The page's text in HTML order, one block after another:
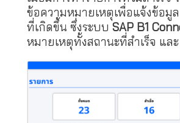
ข้อความหมายเหตุเพื่อแจ้งข้อมู
ที่เกิดขึ้น ซึ่งระบบSAP B1
หมายเหตุทั้งสถานะที่สำเร็จ แล